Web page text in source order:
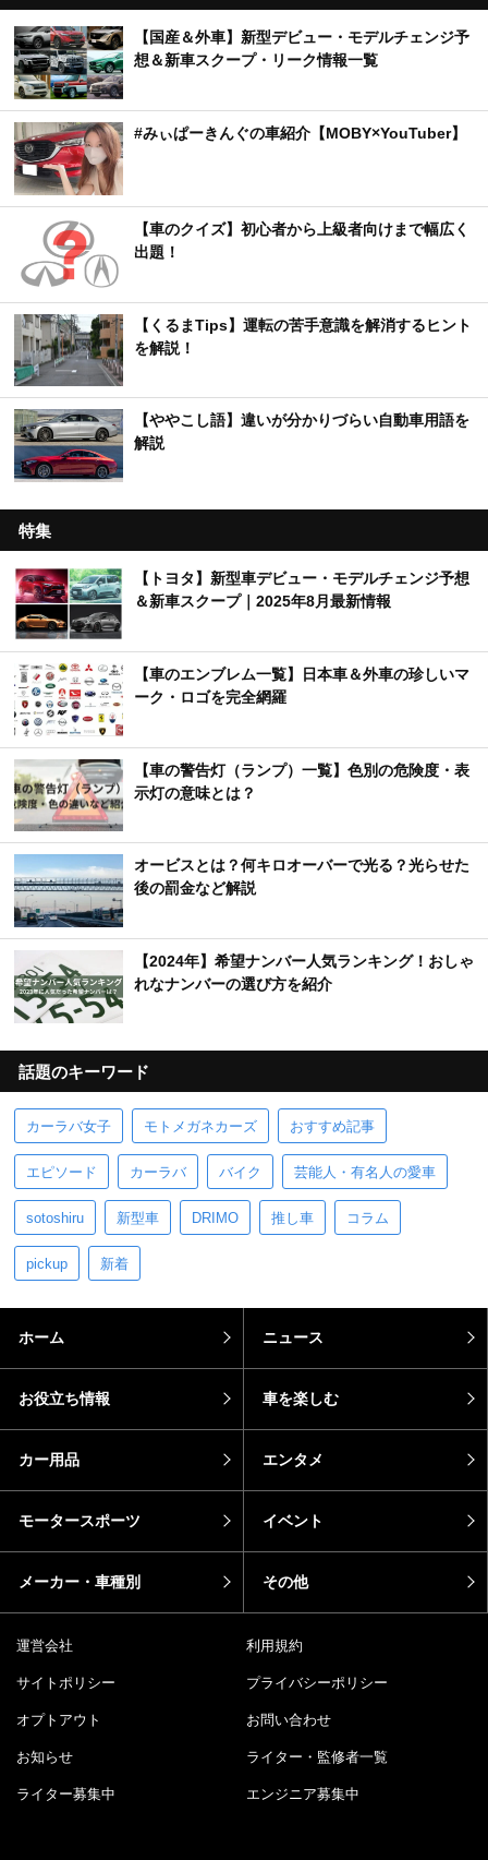
【国産＆外車】新型デビュー・モデルチェンジ予
想＆新車スクープ・リーク情報一覧
#みぃぱーきんぐの車紹介【MOBY×YouTuber】
【車のクイズ】初心者から上級者向けまで幅広く
出題！
【くるまTips】運転の苦手意識を解消するヒント
を解説！
【ややこし語】違いが分かりづらい自動車用語を
解説
特集
【トヨタ】新型車デビュー・モデルチェンジ予想
＆新車スクープ｜2025年8月最新情報
【車のエンブレム一覧】日本車＆外車の珍しいマ
ーク・ロゴを完全網羅
【車の警告灯（ランプ）一覧】色別の危険度・表
示灯の意味とは？
オービスとは？何キロオーバーで光る？光らせた
後の罰金など解説
【2024年】希望ナンバー人気ランキング！おしゃ
れなナンバーの選び方を紹介
話題のキーワード
カーラバ女子 モトメガネカーズ おすすめ記事
エピソード カーラバ バイク 芸能人・有名人の愛車
sotoshiru 新型車 DRIMO 推し車 コラム
pickup 新着
ホーム ニュース
お役立ち情報 車を楽しむ
カー用品 エンタメ
モータースポーツ イベント
メーカー・車種別 その他
運営会社 利用規約
サイトポリシー プライバシーポリシー
オプトアウト お問い合わせ
お知らせ ライター・監修者一覧
ライター募集中 エンジニア募集中